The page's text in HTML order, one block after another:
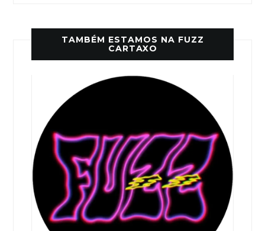
TAMBÉM ESTAMOS NA FUZZ
CARTAXO